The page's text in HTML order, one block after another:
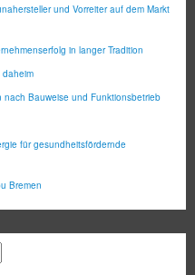
und Vorreiter auf dem Markt
in langer Tradition
daheim
Bauweise und Funktionsbetrieb
für gesundheitsfördernde
Bremen